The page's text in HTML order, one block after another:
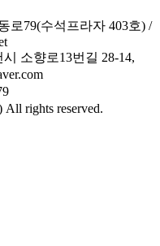
로79(수석프라자 403호) /
소향로13번길 28-14,
rights reserved.